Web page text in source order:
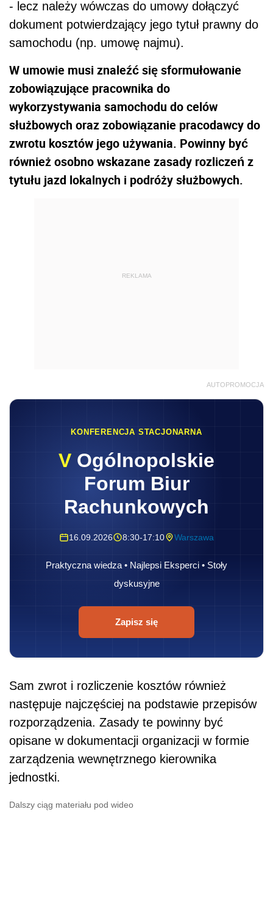
- lecz należy wówczas do umowy dołączyć
dokument potwierdzający jego tytuł prawny do
samochodu (np. umowę najmu).
W umowie musi znaleźć się sformułowanie
zobowiązujące pracownika do
wykorzystywania samochodu do celów
służbowych oraz zobowiązanie pracodawcy do
zwrotu kosztów jego używania. Powinny być
również osobno wskazane zasady rozliczeń z
tytułu jazd lokalnych i podróży służbowych.
REKLAMA
AUTOPROMOCJA
KONFERENCJA STACJONARNA
V Ogólnopolskie
Forum Biur
Rachunkowych
16.09.2026 8:30-17:10 Warszawa
Praktyczna wiedza • Najlepsi Eksperci • Stoły
dyskusyjne
Zapisz się
Sam zwrot i rozliczenie kosztów również
następuje najczęściej na podstawie przepisów
rozporządzenia. Zasady te powinny być
opisane w dokumentacji organizacji w formie
zarządzenia wewnętrznego kierownika
jednostki.
Dalszy ciąg materiału pod wideo